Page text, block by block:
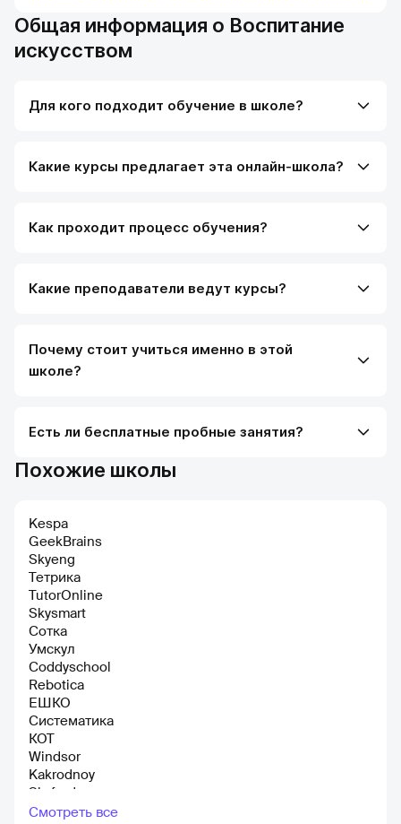
Общая информация о Воспитание
искусством
Для кого подходит обучение в школе?
Какие курсы предлагает эта онлайн-школа?
Как проходит процесс обучения?
Какие преподаватели ведут курсы?
Почему стоит учиться именно в этой
школе?
Есть ли бесплатные пробные занятия?
Похожие школы
Kespa
GeekBrains
Skyeng
Тетрика
TutorOnline
Skysmart
Сотка
Умскул
Coddyschool
Rebotiсa
ЕШКО
Систематика
КОТ
Windsor
Kakrodnoy
Skyford
Everyday English Online
Смотреть все